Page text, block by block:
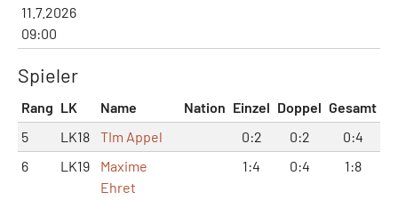
11.7.2026
09:00
Spieler
Rang LK Name Nation Einzel Doppel Gesamt
5
LK18 TIm Appel 0:2 0:2
0:4
6
LK19
Maxime
Ehret
1:4 0:4 1:8